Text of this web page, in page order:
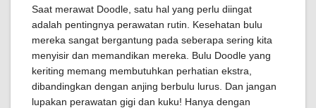
Saat merawat Doodle, satu hal yang perlu diingat
adalah pentingnya perawatan rutin. Kesehatan bulu
mereka sangat bergantung pada seberapa sering kita
menyisir dan memandikan mereka. Bulu Doodle yang
keriting memang membutuhkan perhatian ekstra,
dibandingkan dengan anjing berbulu lurus. Dan jangan
lupakan perawatan gigi dan kuku! Hanya dengan